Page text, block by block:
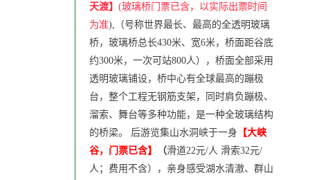
天渡】 (玻璃桥门票已含，以实际出票时间
为准),（号称世界最长、最高的全透明玻璃
桥，玻璃桥总长430米、宽6米，桥面距谷底
约300米，一次可站800人），桥面全部采用
透明玻璃铺设，桥中心有全球最高的蹦极
台，整个工程无钢筋支架，同时肩负蹦极、
溜索、舞台等多种功能，是一种全玻璃结构
的桥梁。 后游览集山水洞峡于一身 【大峡
谷，门票已含】
（滑道22元/人 滑索32元/
人；费用不含），亲身感受湖水清澈、群山